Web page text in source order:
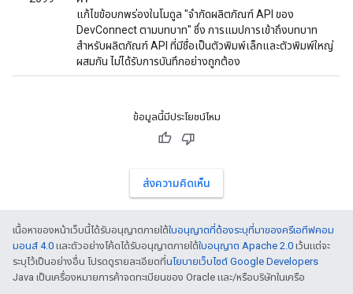
แก้ไขข้อบกพร่องในโมดูล "จำกัดผลิตภัณฑ์ API ของ
DevConnect ตามบทบาท" ซึ่ง การแมปการเข้าถึงบทบาท
สำหรับผลิตภัณฑ์ API ที่มีชื่อเป็นตัวพิมพ์เล็กและตัวพิมพ์ใหญ่
ผสมกัน ไม่ได้รับการบันทึกอย่างถูกต้อง
ข้อมูลนี้มีประโยชน์ไหม
ส่งความคิดเห็น
เนื้อหาของหน้าเว็บนี้ได้รับอนุญาตภายใต้ใบอนุญาตที่ต้องระบุที่มาของครีเอทีฟคอม
มอนส์ 4.0 และตัวอย่างโค้ดได้รับอนุญาตภายใต้ใบอนุญาต Apache 2.0 เว้นแต่จะ
ระบุไว้เป็นอย่างอื่น โปรดดูรายละเอียดที่นโยบายเว็บไซต์ Google Developers
Java เป็นเครื่องหมายการค้าจดทะเบียนของ Oracle และ/หรือบริษัทในเครือ